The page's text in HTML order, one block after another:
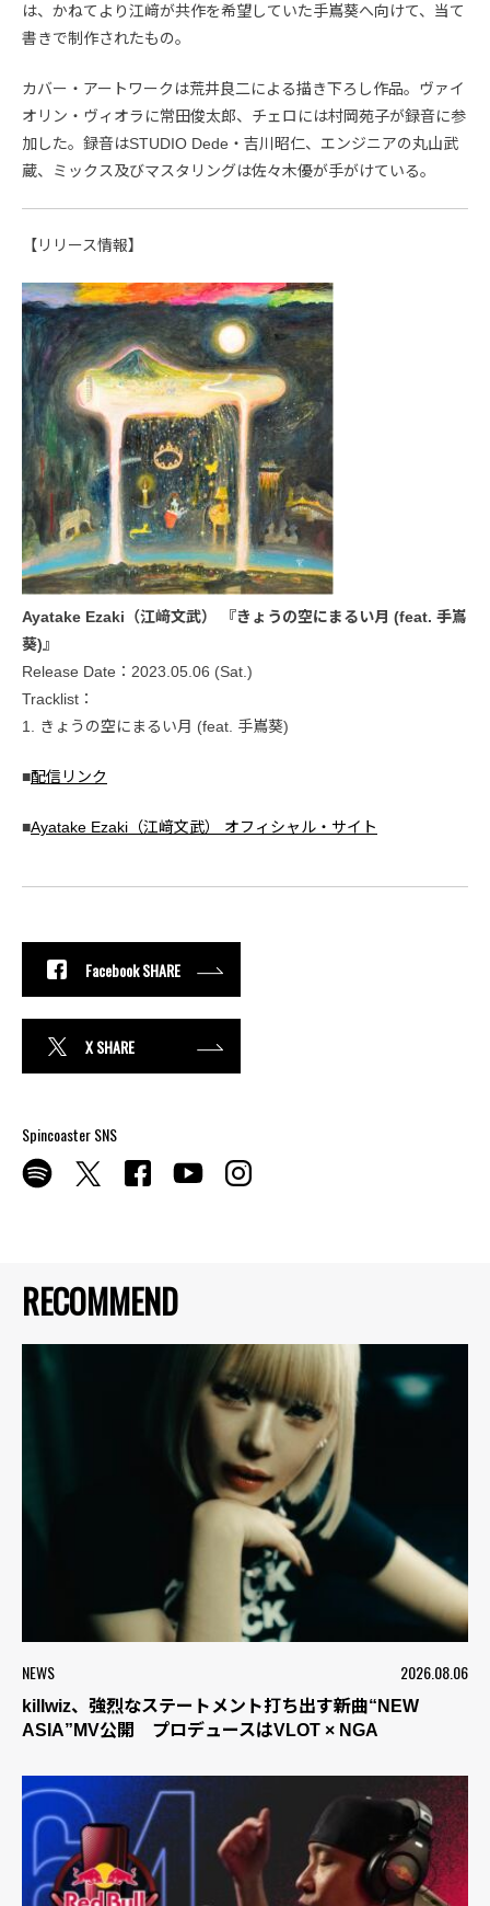
RECOMMEND
NEWS 2026.08.06
killwiz、強烈なステートメント打ち出す新曲“NEW
ASIA”MV公開 プロデュースはVLOT × NGA
は、かねてより江﨑が共作を希望していた手嶌葵へ向けて、当て
書きで制作されたもの。
カバー・アートワークは荒井良二による描き下ろし作品。ヴァイ
オリン・ヴィオラに常田俊太郎、チェロには村岡苑子が録音に参
加した。録音はSTUDIO Dede・吉川昭仁、エンジニアの丸山武
蔵、ミックス及びマスタリングは佐々木優が手がけている。
【リリース情報】
Ayatake Ezaki（江﨑文武） 『きょうの空にまるい月 (feat. 手嶌
葵)』
Release Date：2023.05.06 (Sat.)
Tracklist：
1. きょうの空にまるい月 (feat. 手嶌葵)
■配信リンク
■Ayatake Ezaki（江﨑文武） オフィシャル・サイト
Facebook SHARE
X SHARE
Spincoaster SNS